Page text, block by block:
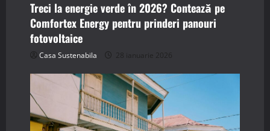
Treci la energie verde în 2026? Contează pe
Comfortex Energy pentru prinderi panouri
fotovoltaice
Casa Sustenabila 28 ianuarie 2026